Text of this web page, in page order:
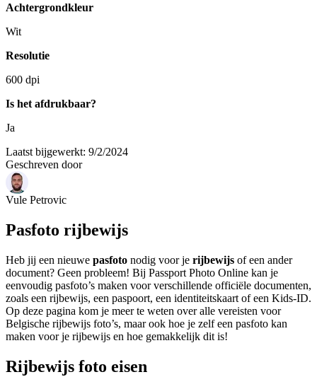
Achtergrondkleur
Wit
Resolutie
600 dpi
Is het afdrukbaar?
Ja
Laatst bijgewerkt: 9/2/2024
Geschreven door
Vule Petrovic
Pasfoto rijbewijs
Heb jij een nieuwe pasfoto nodig voor je rijbewijs of een ander
document? Geen probleem! Bij Passport Photo Online kan je
eenvoudig pasfoto’s maken voor verschillende officiële documenten,
zoals een rijbewijs, een paspoort, een identiteitskaart of een Kids-ID.
Op deze pagina kom je meer te weten over alle vereisten voor
Belgische rijbewijs foto’s, maar ook hoe je zelf een pasfoto kan
maken voor je rijbewijs en hoe gemakkelijk dit is!
Rijbewijs foto eisen